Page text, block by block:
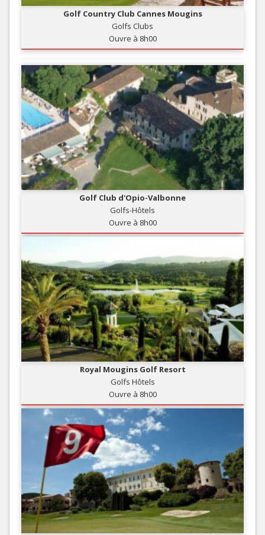
Golf Country Club Cannes Mougins
Golfs Clubs
Ouvre à 8h00
Golf Club d'Opio-Valbonne
Golfs-Hôtels
Ouvre à 8h00
Royal Mougins Golf Resort
Golfs Hôtels
Ouvre à 8h00